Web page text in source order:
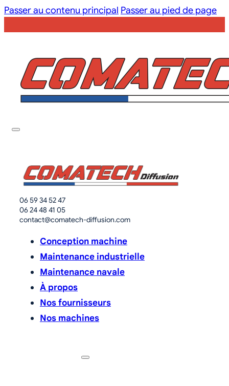
Passer au contenu principal Passer au pied de page
06 59 34 52 47
06 24 48 41 05
contact@comatech-diffusion.com
Conception machine
Maintenance industrielle
Maintenance navale
À propos
Nos fournisseurs
Nos machines